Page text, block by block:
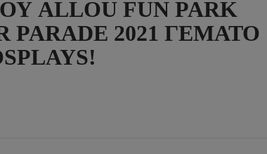
ALLOU FUN PARK
PARADE 2021 ΓΕΜΆΤΟ